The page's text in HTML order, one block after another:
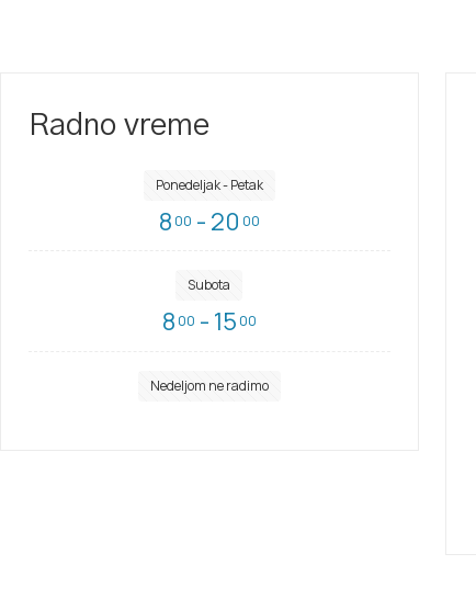
Radno vreme
Ponedeljak - Petak
8 00 - 20 00
Subota
8 00 - 15 00
Nedeljom ne radimo